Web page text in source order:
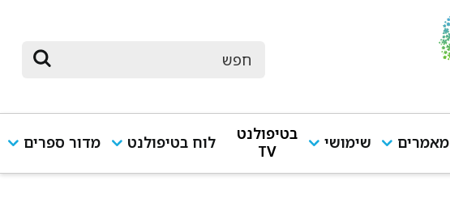
מאמרים שימושי
בטיפולנט
TV
לוח בטיפולנט מדור ספרים